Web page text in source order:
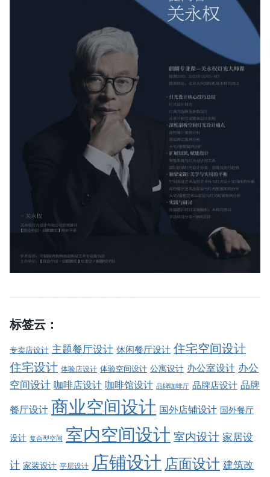
标签云：
专卖店设计 主题餐厅设计 休闲餐厅设计 住宅空间设计
住宅设计 体验店设计 体验空间设计 公寓设计 办公室设计 办公
空间设计 咖啡店设计 咖啡馆设计 品牌咖啡厅 品牌店设计 品牌
餐厅设计 商业空间设计 国外店铺设计 国外餐厅
设计 复合型空间 室内空间设计 室内设计 家居设
计 家装设计 平层设计 店铺设计 店面设计 建筑改